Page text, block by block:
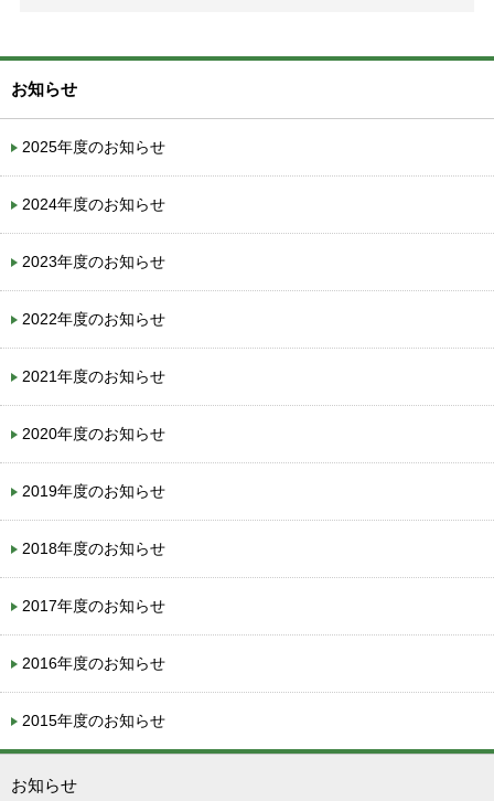
お知らせ
2025年度のお知らせ
2024年度のお知らせ
2023年度のお知らせ
2022年度のお知らせ
2021年度のお知らせ
2020年度のお知らせ
2019年度のお知らせ
2018年度のお知らせ
2017年度のお知らせ
2016年度のお知らせ
2015年度のお知らせ
お知らせ